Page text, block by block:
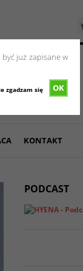
już zapisane w
OK
zgadzam się
KONTAKT
PODCAST